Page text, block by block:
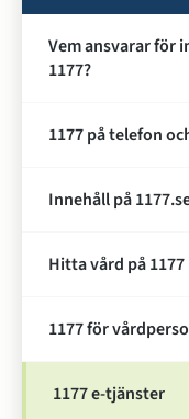
Vem ansvarar för
1177?
1177 på telefon
Innehåll på
Hitta vård på 1177
1177 för
1177 e-tjänster